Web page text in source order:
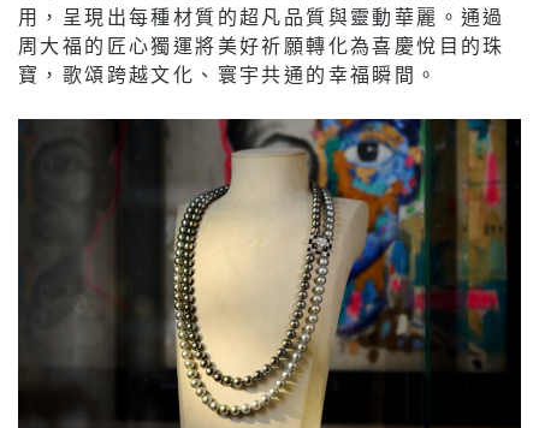
用，呈現出每種材質的超凡品質與靈動華麗。通過
周大福的匠心獨運將美好祈願轉化為喜慶悅目的珠
寶，歌頌跨越文化、寰宇共通的幸福瞬間。